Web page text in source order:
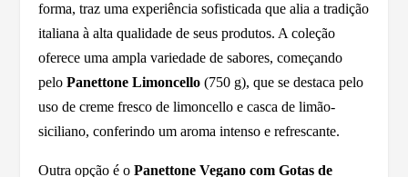
forma, traz uma experiência sofisticada que alia a tradição
italiana à alta qualidade de seus produtos. A coleção
oferece uma ampla variedade de sabores, começando
peloPanettone Limoncello (750 g), que se destaca pelo
uso de creme fresco de limoncello e casca de limão-
siciliano, conferindo um aroma intenso e refrescante.
Outra opção é oPanettone Vegano com Gotas de